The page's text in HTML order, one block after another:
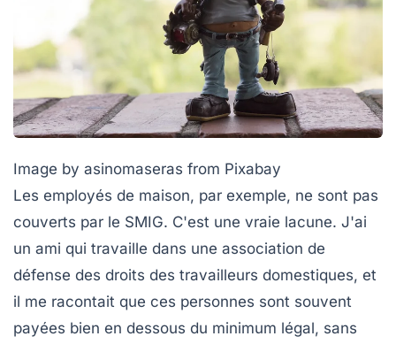
Image by asinomaseras from Pixabay
Les employés de maison, par exemple, ne sont pas
couverts par le SMIG. C'est une vraie lacune. J'ai
un ami qui travaille dans une association de
défense des droits des travailleurs domestiques, et
il me racontait que ces personnes sont souvent
payées bien en dessous du minimum légal, sans